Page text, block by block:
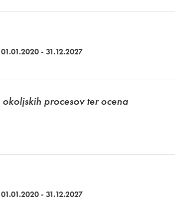
01.01.2020 - 31.12.2027
procesov ter ocena
01.01.2020 - 31.12.2027